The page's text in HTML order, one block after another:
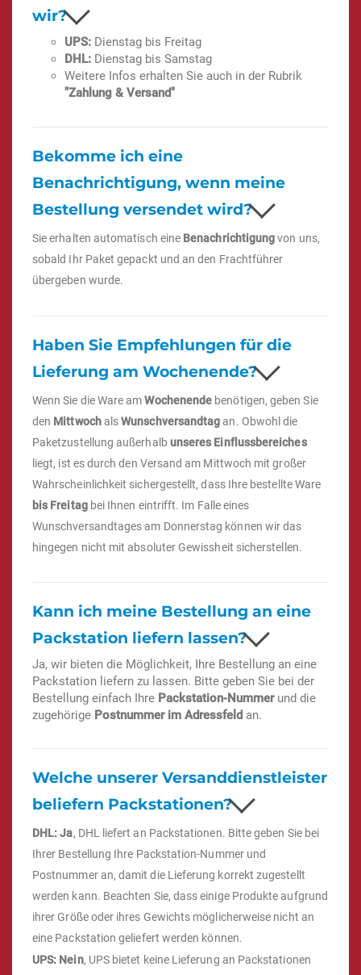
wir?
UPS: Dienstag bis Freitag
DHL: Dienstag bis Samstag
Weitere Infos erhalten Sie auch in der Rubrik
"Zahlung & Versand"
Bekomme ich eine
Benachrichtigung, wenn meine
Bestellung versendet wird?
Sie erhalten automatisch eine Benachrichtigungvon uns,
sobald Ihr Paket gepackt und an den Frachtführer
übergeben wurde.
Haben Sie Empfehlungen für die
Lieferung am Wochenende?
Wenn Sie die Ware amWochenende benötigen, geben Sie
den MittwochalsWunschversandtagan. Obwohl die
Paketzustellung außerhalb unseres Einflussbereiches
liegt, ist es durch den Versand am Mittwoch mit großer
Wahrscheinlichkeit sichergestellt, dass Ihre bestellte Ware
bis Freitagbei Ihnen eintrifft. Im Falle eines
Wunschversandtages am Donnerstag können wir das
hingegen nicht mit absoluter Gewissheit sicherstellen.
Kann ich meine Bestellung an eine
Packstation liefern lassen?
Ja, wir bieten die Möglichkeit, Ihre Bestellung an eine
Packstation liefern zu lassen. Bitte geben Sie bei der
Bestellung einfach Ihre Packstation-Nummerund die
zugehörige Postnummer im Adressfeld an.
Welche unserer Versanddienstleister
beliefern Packstationen?
DHL: Ja, DHL liefert an Packstationen. Bitte geben Sie bei
Ihrer Bestellung Ihre Packstation-Nummer und
Postnummer an, damit die Lieferung korrekt zugestellt
werden kann. Beachten Sie, dass einige Produkte aufgrund
ihrer Größe oder ihres Gewichts möglicherweise nicht an
eine Packstation geliefert werden können.
UPS: Nein, UPS bietet keine Lieferung an Packstationen